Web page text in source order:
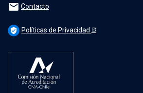
mail Contacto
verified_user Políticas de Privacidad